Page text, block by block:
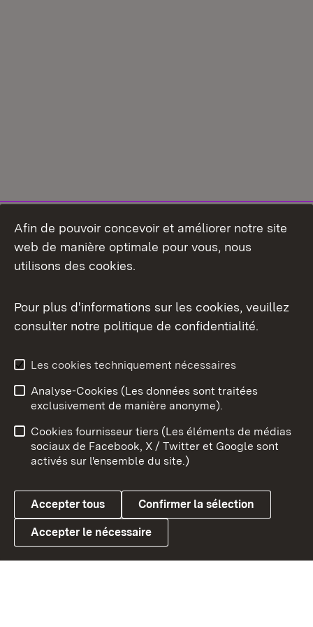
Aperçu des thèmes
Link zum Landesportal
Conseils d'utilisation
Confidentialité
Cookies
Afin de pouvoir concevoir et améliorer notre site
web de manière optimale pour vous, nous
utilisons des cookies.
Pour plus d'informations sur les cookies, veuillez
consulter notre politique de confidentialité.
Les cookies techniquement nécessaires
Analyse-Cookies (Les données sont traitées
exclusivement de manière anonyme).
Cookies fournisseur tiers (Les éléments de médias
sociaux de Facebook, X / Twitter et Google sont
activés sur l'ensemble du site.)
Accepter tous Confirmer la sélection
Accepter le nécessaire